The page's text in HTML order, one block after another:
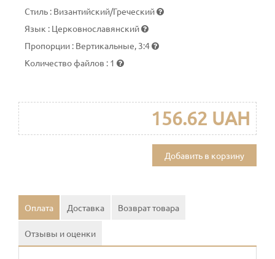
Стиль : Византийский/Греческий
Язык : Церковнославянский
Пропорции : Вертикальные, 3:4
Количество файлов : 1
156.62 UAH
Добавить в корзину
Оплата Доставка Возврат товара
Отзывы и оценки